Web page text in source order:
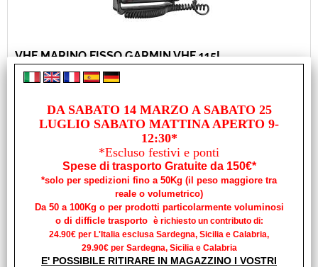
VHF MARINO FISSO GARMIN VHF 115I
Cod. art.:
GARMIN
Resta in contatto durante la navigazione Installazione facile,
veloce e plug and play con la rete NMEA 2000® Funzionalità
DSC (Digital Selective [...]
Disponibilità:
€ 479,00 Sconto 12.3%
DA SABATO 14 MARZO A SABATO 25
LUGLIO SABATO MATTINA APERTO 9-
12:30*
*Escluso festivi e ponti
Spese di trasporto Gratuite da 150€*
*solo per spedizioni fino a 50Kg (il peso maggiore tra
reale o volumetrico)
Da 50 a 100Kg o per prodotti particolarmente voluminosi
o di difficle trasporto è richiesto un contributo di:
24.90€ per L'Italia esclusa Sardegna, Sicilia e Calabria,
29.90€ per Sardegna, Sicilia e Calabria
E' POSSIBILE RITIRARE IN MAGAZZINO I VOSTRI